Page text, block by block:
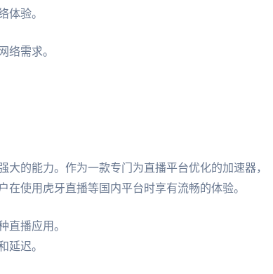
体验。
络需求。
的能力。作为一款专门为直播平台优化的加速器，
使用虎牙直播等国内平台时享有流畅的体验。
直播应用。
延迟。